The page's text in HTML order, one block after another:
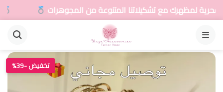
مع تشكيلاتنا المتنوعة من المجوهرات أضيفي
القائمة
تخفيض -39%